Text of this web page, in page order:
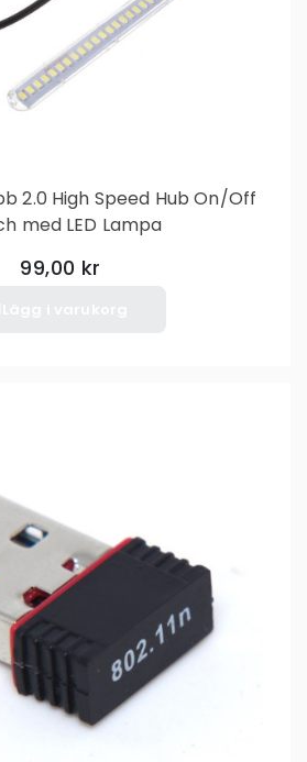
2.0 High Speed Hub On/Off
med LED Lampa
99,00 kr